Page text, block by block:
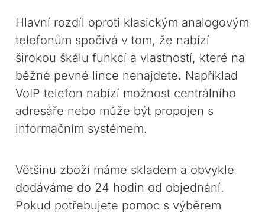
Hlavní rozdíl oproti klasickým analogovým
telefonům spočívá v tom, že nabízí
širokou škálu funkcí a vlastností, které na
běžné pevné lince nenajdete. Například
VoIP telefon nabízí možnost centrálního
adresáře nebo může být propojen s
informačním systémem.
Většinu zboží máme skladem a obvykle
dodáváme do 24 hodin od objednání.
Pokud potřebujete pomoc s výběrem